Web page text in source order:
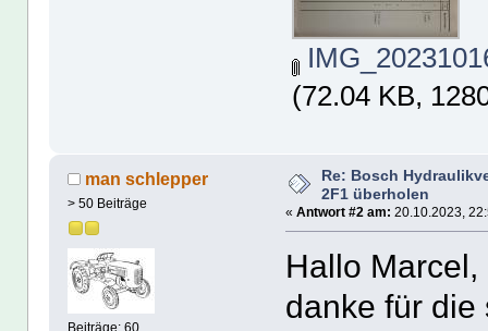
(72.04 KB,
man schlepper
> 50 Beiträge
Beiträge: 60
Re: Bosch
2F1 überholen
«Antwort #2 am: 20.10.2023,
Hallo Marcel,
danke für die